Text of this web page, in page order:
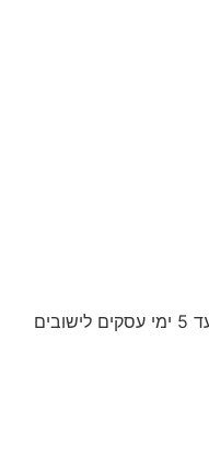
משלוח עם שליח עד 3 ימי עסקים (עד 5 ימי עסקים לישובים